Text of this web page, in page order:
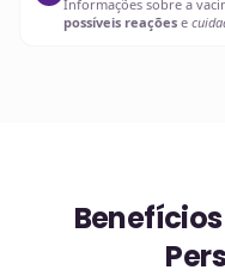
Informações sobre a
possíveis reações e